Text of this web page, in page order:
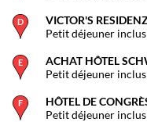
VICTOR'S
Petit déjeuner inclus
ACHAT HÔTEL
Petit déjeuner inclus
HÔTEL DE
Petit déjeuner inclus